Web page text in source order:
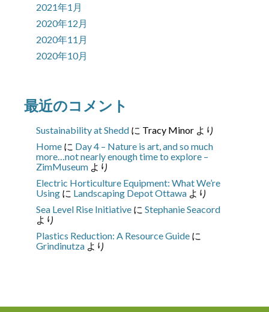
2021年1月
2020年12月
2020年11月
2020年10月
最近のコメント
Sustainability at Shedd に Tracy Minor より
Home に Day 4 – Nature is art, and so much
more…not nearly enough time to explore –
ZimMuseum より
Electric Horticulture Equipment: What We’re
Using に Landscaping Depot Ottawa より
Sea Level Rise Initiative に Stephanie Seacord
より
Plastics Reduction: A Resource Guide に
Grindinutza より